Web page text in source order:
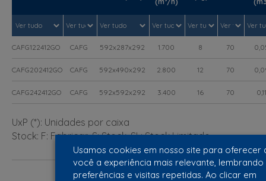
CAFG122412GO CAFG 592x287x292 1.700 8 70
CAFG202412GO CAFG 592x490x292 2.800 12 70
CAFG242412GO CAFG 592x592x292 3.400 16 70 0,11
UxP (*): Unidades por caixa
Stock: F: Fabricar, S: Stock, SL: Stock Limitado
Usamos cookies em nosso site para oferecer
você a experiência mais relevante, lembrando
preferências e visitas repetidas. Ao clicar em